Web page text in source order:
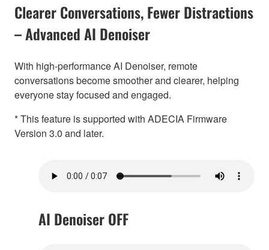
Clearer Conversations, Fewer Distractions
– Advanced AI Denoiser
With high-performance AI Denoiser, remote
conversations become smoother and clearer, helping
everyone stay focused and engaged.
* This feature is supported with ADECIA Firmware
Version 3.0 and later.
AI Denoiser OFF